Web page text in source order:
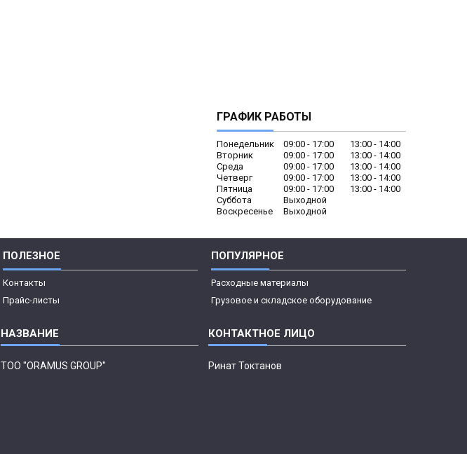
ГРАФИК РАБОТЫ
Понедельник 09:00 17:00 13:00
14:00
Вторник
09:00 17:00 13:00
14:00
Среда
09:00 17:00 13:00
14:00
Четверг
09:00 17:00 13:00
14:00
Пятница
09:00 17:00 13:00
14:00
Суббота
Выходной
Воскресенье
Выходной
ПОЛЕЗНОЕ
Контакты
Прайс-листы
ПОПУЛЯРНОЕ
Расходные материалы
Грузовое и складское оборудование
ТОО "ORAMUS GROUP" Ринат Токтанов